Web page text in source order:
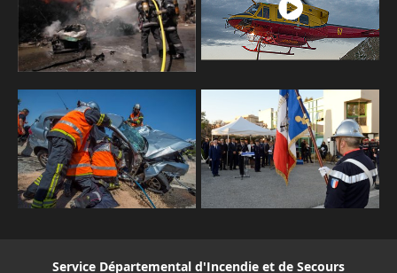
Service Départemental d'Incendie et de Secours